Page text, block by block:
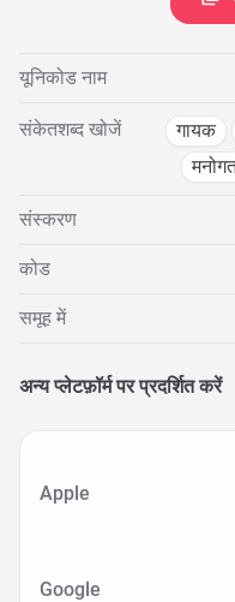
यूनिकोड नाम
संकेतशब्द खोजें गायक
संस्करण
कोड
समूह में
अन्य प्लेटफ़ॉर्म पर प्रदर्शित करें
Apple
Google